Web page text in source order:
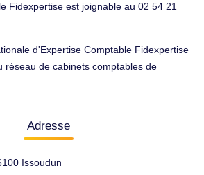
Fidexpertise est joignable au 02 54 21
d'Expertise Comptable Fidexpertise
réseau de cabinets comptables de
Adresse
Issoudun